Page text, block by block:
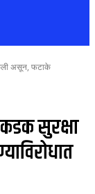
केली असून, फटाके
कडक सुरक्षा